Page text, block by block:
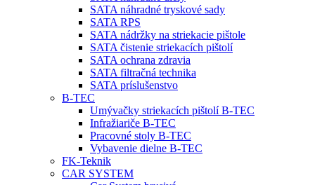
SATA náhradné tryskové sady
SATA RPS
SATA nádržky na striekacie pištole
SATA čistenie striekacích pištolí
SATA ochrana zdravia
SATA filtračná technika
SATA príslušenstvo
B-TEC
Umývačky striekacích pištolí B-TEC
Infražiariče B-TEC
Pracovné stoly B-TEC
Vybavenie dielne B-TEC
FK-Teknik
CAR SYSTEM